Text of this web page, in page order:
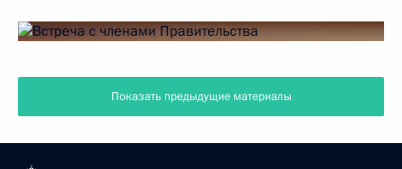
Показать предыдущие материалы